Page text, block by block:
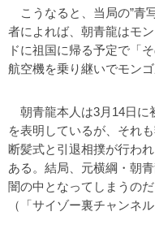
こうなると、当局の”青
者によれば、朝青龍はモ
ドに祖国に帰る予定で「
航空機を乗り継いでモン
朝青龍本人は3月14日に
を表明しているが、それ
断髪式と引退相撲が行わ
ある。結局、元横綱・朝
闇の中となってしまうの
（「サイゾー裏チャンネル